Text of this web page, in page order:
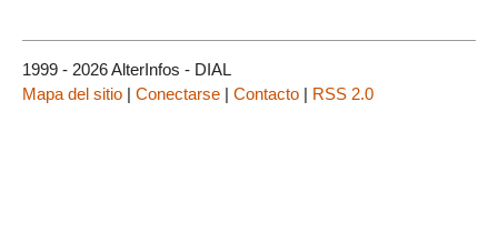
1999 - 2026 AlterInfos - DIAL
Mapa del sitio | Conectarse | Contacto | RSS 2.0